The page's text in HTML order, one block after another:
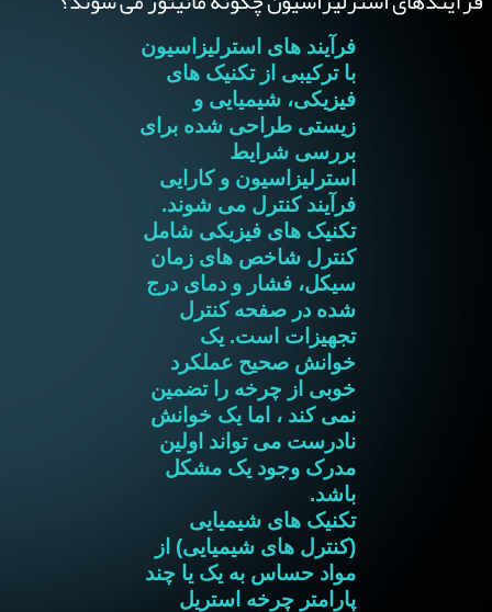
فرآیند های استرلیزاسیون
با ترکیبی از تکنیک های
فیزیکی، شیمیایی و
زیستی طراحی شده برای
بررسی شرایط
استرلیزاسیون و کارایی
فرآیند کنترل می شوند.
تکنیک های فیزیکی شامل
کنترل شاخص های زمان
سیکل، فشار و دمای درج
شده در صفحه کنترل
تجهیزات است. یک
خوانش صحیح عملکرد
خوبی از چرخه را تضمین
نمی کند ، اما یک خوانش
نادرست می تواند اولین
مدرک وجود یک مشکل
باشد.
تکنیک های شیمیایی
(کنترل های شیمیایی) از
مواد حساس به یک یا چند
پارامتر چرخه استریل